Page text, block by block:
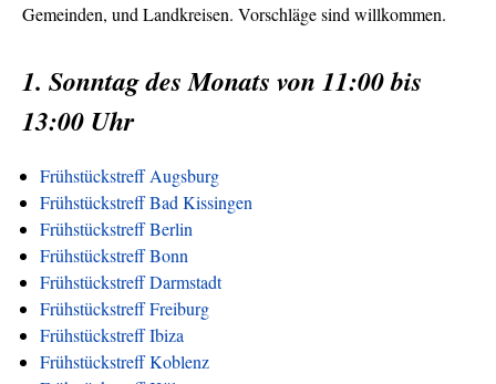
Gemeinden, und Landkreisen. Vorschläge sind willkommen.
1. Sonntag des Monats von 11:00 bis
13:00 Uhr
Frühstückstreff Augsburg
Frühstückstreff Bad Kissingen
Frühstückstreff Berlin
Frühstückstreff Bonn
Frühstückstreff Darmstadt
Frühstückstreff Freiburg
Frühstückstreff Ibiza
Frühstückstreff Koblenz